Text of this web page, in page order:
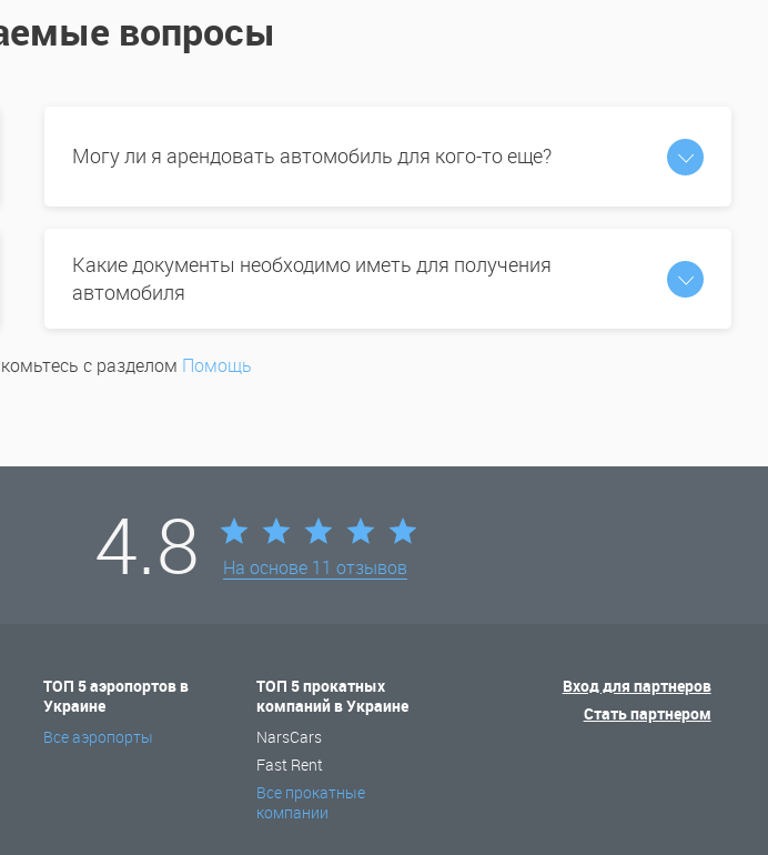
вопросы
Могу ли я арендовать автомобиль для кого-то еще?
Какие документы необходимо иметь для получения
автомобиля
с разделом Помощь
4.8 На основе 11 отзывов
ТОП 5 аэропортов в
Украине
Все аэропорты
ТОП 5 прокатных
компаний в Украине
NarsCars
Fast Rent
Все прокатные
компании
Вход для партнеров
Стать партнером